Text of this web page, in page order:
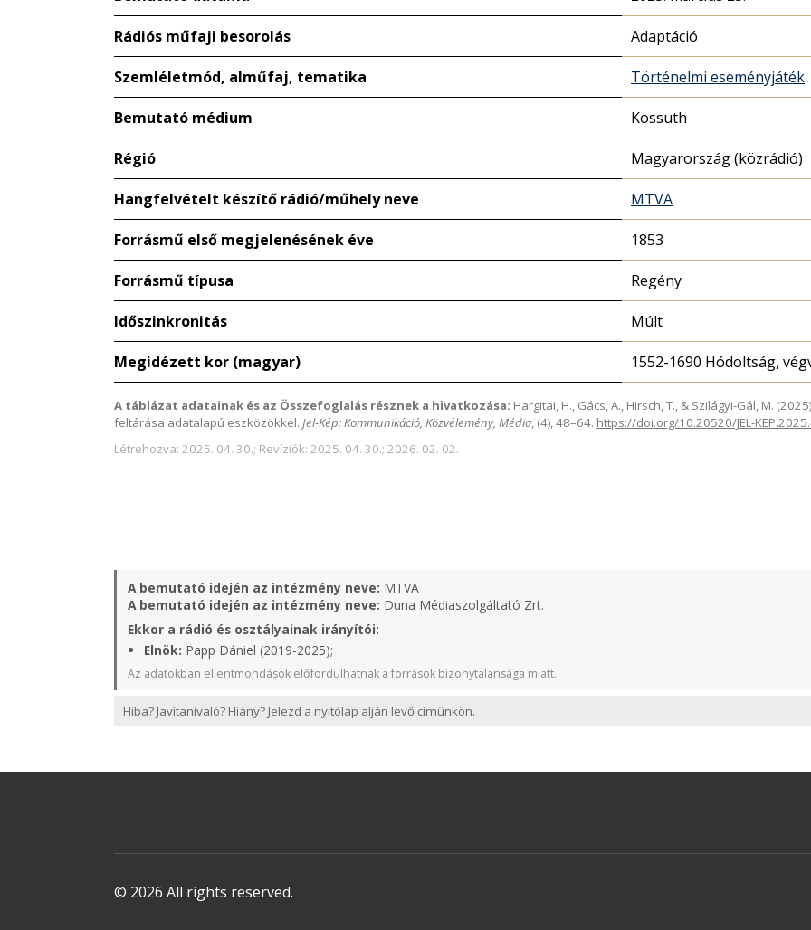
Rádiós műfaji besorolás Adaptáció
Szemléletmód, alműfaj, tematika Történelmi eseményjáték
Bemutató médium Kossuth
Régió Magyarország (közrádió)
Hangfelvételt készítő rádió/műhely neve MTVA
Forrásmű első megjelenésének éve 1853
Forrásmű típusa Regény
Időszinkronitás Múlt
Megidézett kor (magyar) 1552-1690 Hódoltság,
A táblázat adatainak és az Összefoglalás résznek a hivatkozása: Hargitai, H., Gács, A., Hirsch, T., & Szilágyi-Gál, M.
feltárása adatalapú eszközökkel. Jel-Kép: Kommunikáció, Közvélemény, Média, (4), 48–64. https://doi.org/10.20520/JEL-
Létrehozva: 2025. 04. 30.; Revíziók: 2025. 04. 30.; 2026. 02. 02.
A bemutató idején az intézmény neve: MTVA
A bemutató idején az intézmény neve: Duna Médiaszolgáltató Zrt.
Ekkor a rádió és osztályainak irányítói:
Elnök: Papp Dániel (2019-2025);
Az adatokban ellentmondások előfordulhatnak a források bizonytalansága miatt.
Hiba? Javítanivaló? Hiány? Jelezd a nyitólap alján levő címünkön.
© 2026 All rights reserved.